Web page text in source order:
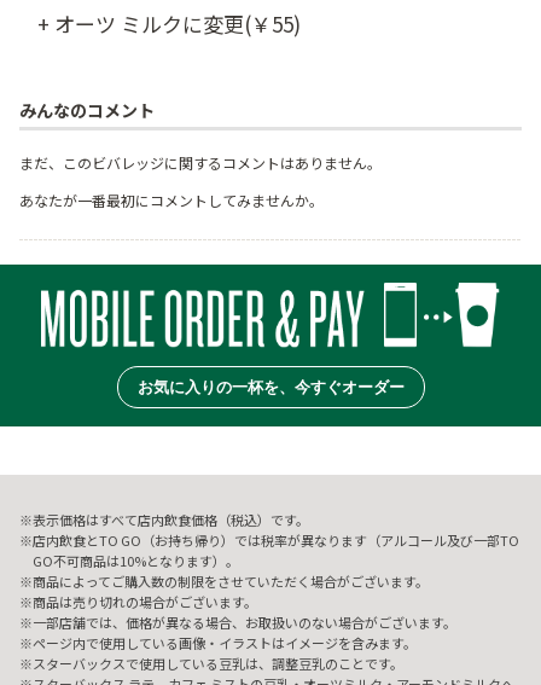
+ オーツ ミルクに変更(￥55)
みんなのコメント
まだ、このビバレッジに関するコメントはありません。
あなたが一番最初にコメントしてみませんか。
お気に入りの一杯を、今すぐオーダー
表示価格はすべて店内飲食価格（税込）です。
店内飲食とTO GO（お持ち帰り）では税率が異なります（アルコール及び一部TO
GO不可商品は10%となります）。
商品によってご購入数の制限をさせていただく場合がございます。
商品は売り切れの場合がございます。
一部店舗では、価格が異なる場合、お取扱いのない場合がございます。
ページ内で使用している画像・イラストはイメージを含みます。
スターバックスで使用している豆乳は、調整豆乳のことです。